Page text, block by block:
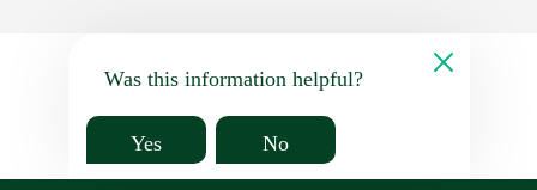
Was this information helpful?
Yes No